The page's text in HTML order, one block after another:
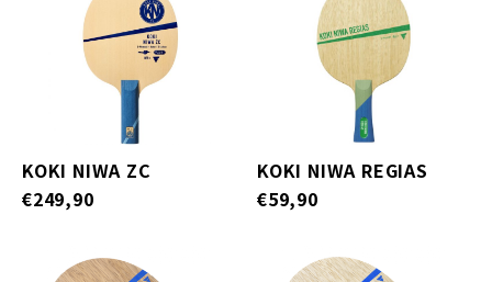
KOKI NIWA ZC
€249,90
KOKI NIWA REGIAS
€59,90